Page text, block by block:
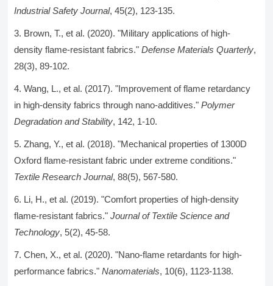
Industrial Safety Journal, 45(2), 123-135.
Brown, T., et al. (2020). "Military applications of high-
density flame-resistant fabrics."Defense Materials Quarterly,
28(3), 89-102.
Wang, L., et al. (2017). "Improvement of flame retardancy
in high-density fabrics through nano-additives."Polymer
Degradation and Stability, 142, 1-10.
Zhang, Y., et al. (2018). "Mechanical properties of 1300D
Oxford flame-resistant fabric under extreme conditions."
Textile Research Journal, 88(5), 567-580.
Li, H., et al. (2019). "Comfort properties of high-density
flame-resistant fabrics."Journal of Textile Science and
Technology, 5(2), 45-58.
Chen, X., et al. (2020). "Nano-flame retardants for high-
performance fabrics."Nanomaterials, 10(6), 1123-1138.